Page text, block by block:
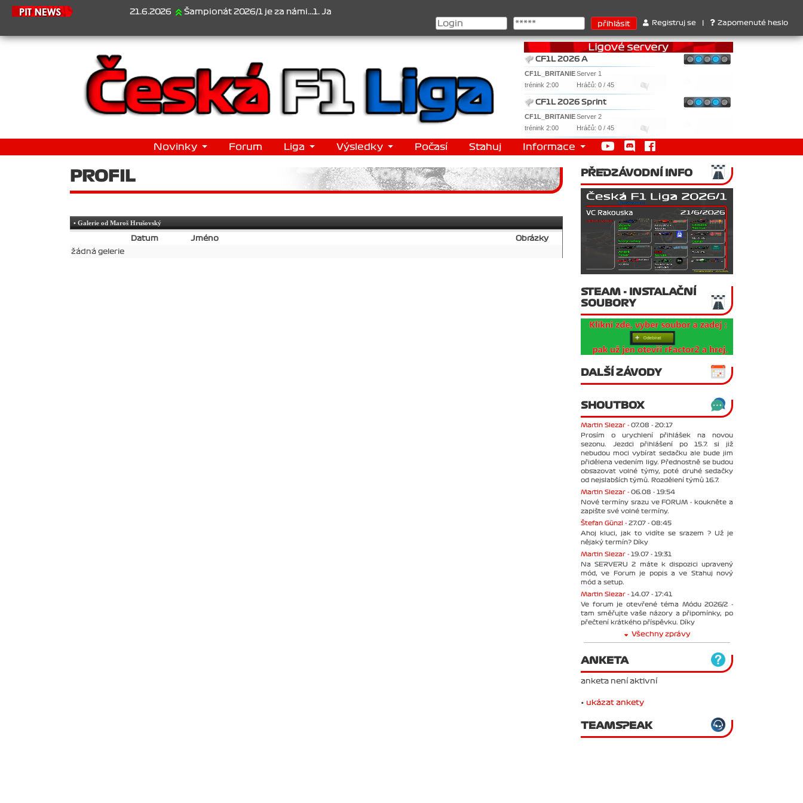
21.6.2026 Šampionát 2026/1 je za námi...1. Jan Veselý , 2. Jan Nováček , 3. Jakub Chmelík , Pohár konstruktérů : 1. Ferrari . 2. Williams , 3. RedBull ..... SprintCup
Registruj se Zapomenuté heslo
CF1L 2026 A
CF1L_BRITANIEServer 1
trénink 2:00
Hráčů: 0 / 45
CF1L 2026 Sprint
CF1L_BRITANIEServer 2
trénink 2:00
Hráčů: 0 / 45
Novinky Forum Liga Výsledky Počasí Stahuj Informace
PROFIL
• Galerie od Maroš Hrušovský
Datum Jméno
Obrázky
žádná gelerie
PŘEDZÁVODNÍ INFO
STEAM - INSTALAČNÍ
SOUBORY
DALŠÍ ZÁVODY
SHOUTBOX
Martin Slezar - 07.08 - 20:17
Prosím o urychlení přihlášek na novou
sezonu. Jezdci přihlášení po 15.7. si již
nebudou moci vybírat sedačku ale bude jim
přidělena vedením ligy. Přednostně se budou
obsazovat volné týmy, poté druhé sedačky
od nejslabších týmů. Rozdělení týmů 16.7.
Martin Slezar - 06.08 - 19:54
Nové termíny srazu ve FORUM - koukněte a
zapište své volné termíny.
Štefan Günzl - 27.07 - 08:45
Ahoj kluci, jak to vidíte se srazem ? Už je
nějaký termín? Díky
Martin Slezar - 19.07 - 19:31
Na SERVERU 2 máte k dispozici upravený
mód, ve Forum je popis a ve Stahuj nový
mód a setup.
Martin Slezar - 14.07 - 17:41
Ve forum je otevřené téma Módu 2026/2 -
tam směřujte vaše názory a připomínky, po
přečtení krátkého příspěvku. Díky
Všechny zprávy
ANKETA
anketa není aktivní
• ukázat ankety
TEAMSPEAK